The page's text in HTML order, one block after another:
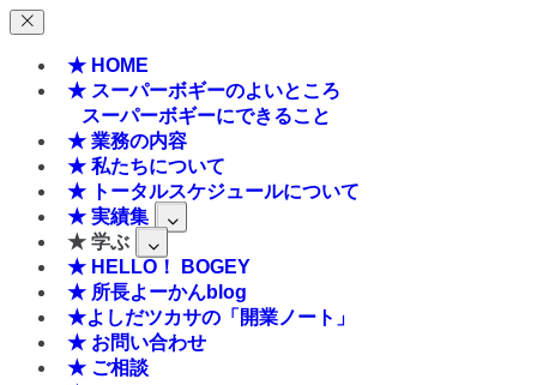
★ HOME
★ スーパーボギーのよいところ
スーパーボギーにできること
★ 業務の内容
★ 私たちについて
★ トータルスケジュールについて
★ 実績集
★ 学ぶ
★ HELLO！ BOGEY
★ 所長よーかんblog
★よしだツカサの「開業ノート」
★ お問い合わせ
★ ご相談